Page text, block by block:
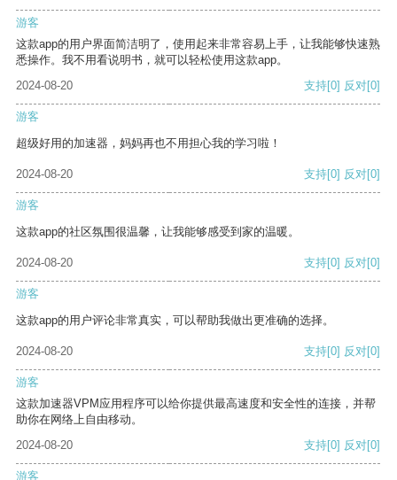
游客
这款app的用户界面简洁明了，使用起来非常容易上手，让我能够快速熟
悉操作。我不用看说明书，就可以轻松使用这款app。
2024-08-20
支持[0] 反对[0]
游客
超级好用的加速器，妈妈再也不用担心我的学习啦！
2024-08-20 支持[0] 反对[0]
游客
这款app的社区氛围很温馨，让我能够感受到家的温暖。
2024-08-20 支持[0] 反对[0]
游客
这款app的用户评论非常真实，可以帮助我做出更准确的选择。
2024-08-20 支持[0] 反对[0]
游客
这款加速器VPM应用程序可以给你提供最高速度和安全性的连接，并帮
助你在网络上自由移动。
2024-08-20
支持[0] 反对[0]
游客